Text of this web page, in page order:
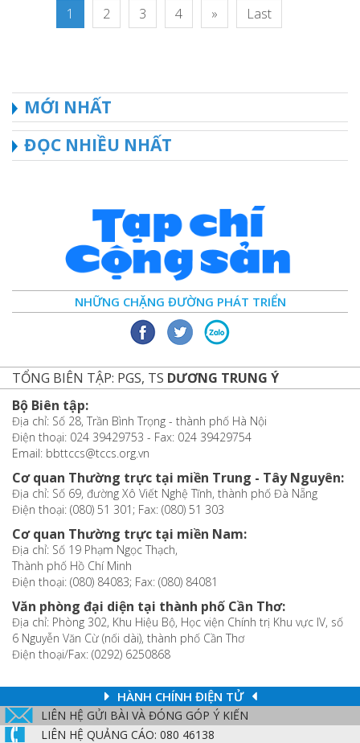
1 2 3 4 » Last
MỚI NHẤT
ĐỌC NHIỀU NHẤT
NHỮNG CHẶNG ĐƯỜNG PHÁT TRIỂN
TỔNG BIÊN TẬP: PGS, TS DƯƠNG TRUNG Ý
Bộ Biên tập:
Địa chỉ: Số 28, Trần Bình Trọng - thành phố Hà Nội
Điện thoại: 024 39429753 - Fax: 024 39429754
Email: bbttccs@tccs.org.vn
Cơ quan Thường trực tại miền Trung - Tây Nguyên:
Địa chỉ: Số 69, đường Xô Viết Nghệ Tĩnh, thành phố Đà Nẵng
Điện thoại: (080) 51 301; Fax: (080) 51 303
Cơ quan Thường trực tại miền Nam:
Địa chỉ: Số 19 Phạm Ngọc Thạch,
Thành phố Hồ Chí Minh
Điện thoại: (080) 84083; Fax: (080) 84081
Văn phòng đại diện tại thành phố Cần Thơ:
Địa chỉ: Phòng 302, Khu Hiệu Bộ, Học viện Chính trị Khu vực IV, số
6 Nguyễn Văn Cừ (nối dài), thành phố Cần Thơ
Điện thoại/Fax: (0292) 6250868
HÀNH CHÍNH ĐIỆN TỬ
LIÊN HỆ GỬI BÀI VÀ ĐÓNG GÓP Ý KIẾN
LIÊN HỆ QUẢNG CÁO: 080 46138